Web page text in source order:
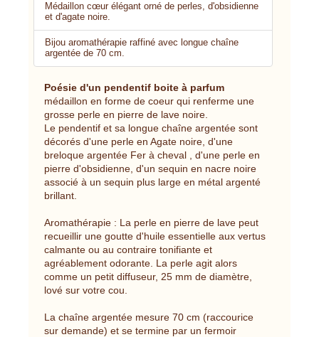
Médaillon cœur élégant orné de perles, d'obsidienne
et d'agate noire.
Bijou aromathérapie raffiné avec longue chaîne
argentée de 70 cm.
Poésie d'un pendentif boite à parfum
médaillon en forme de coeur qui renferme une
grosse perle en pierre de lave noire.
Le pendentif et sa longue chaîne argentée sont
décorés d'une perle en Agate noire, d'une
breloque argentée Fer à cheval , d'une perle en
pierre d'obsidienne, d'un sequin en nacre noire
associé à un sequin plus large en métal argenté
brillant.
Aromathérapie : La perle en pierre de lave peut
recueillir une goutte d'huile essentielle aux vertus
calmante ou au contraire tonifiante et
agréablement odorante. La perle agit alors
comme un petit diffuseur, 25 mm de diamètre,
lové sur votre cou.
La chaîne argentée mesure 70 cm (raccourice
sur demande) et se termine par un fermoir